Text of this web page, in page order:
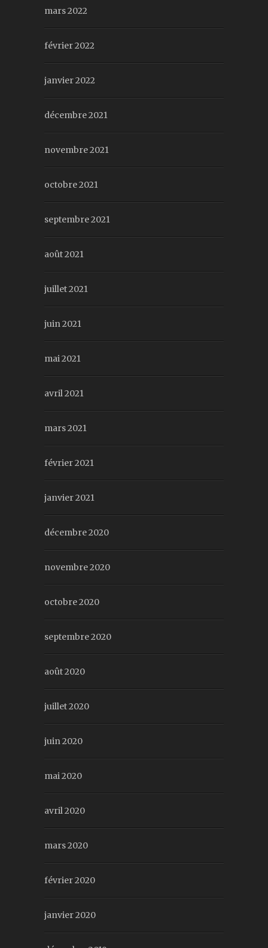
mars 2022
février 2022
janvier 2022
décembre 2021
novembre 2021
octobre 2021
septembre 2021
août 2021
juillet 2021
juin 2021
mai 2021
avril 2021
mars 2021
février 2021
janvier 2021
décembre 2020
novembre 2020
octobre 2020
septembre 2020
août 2020
juillet 2020
juin 2020
mai 2020
avril 2020
mars 2020
février 2020
janvier 2020